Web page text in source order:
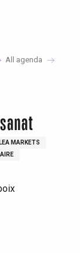
All agenda
MARKETS